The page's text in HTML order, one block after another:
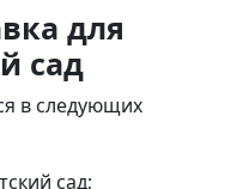
для
сад
в следующих
сад;